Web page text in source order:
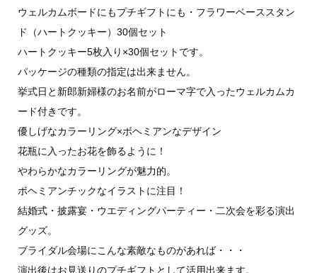
ウェルカムボードにもプチギフトにも・フラワーベーススタン
ド（ハートクッキー）30個セット
ハートクッキー5枚入り×30個セットです。
パッケージの種類の指定は出来ません。
挙式日と新郎新婦様のお名前がローマ字で入ったウェルカムカ
ード付きです。
優しげなカラーリング×ボヘミアンなデザイン
花瓶に入ったお花を飾るように！
やわらかなカラーリングが魅力的。
ボヘミアンチックなイラストに注目！
結婚式・披露宴・ウエディングパーティー・二次会を彩る演出
グッズ。
ブライダル会場にこんな素敵なものがあれば・・・
演出後はお見送りのプチギフトとして活用出来ます。